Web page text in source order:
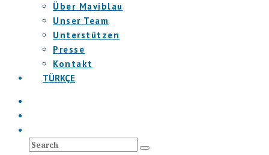
Über Maviblau
Unser Team
Unterstützen
Presse
Kontakt
TÜRKÇE